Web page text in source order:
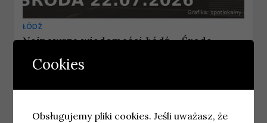
ŁÓDŹ
Najnowsze wiadomości Łódź – Środa
22 lipca, 2026
Cookies
Obsługujemy pliki cookies. Jeśli uważasz, że